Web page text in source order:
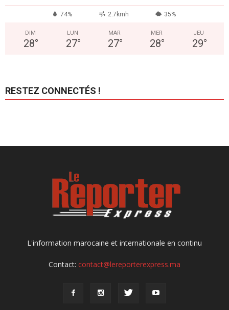
74% 2.7kmh 35%
DIM
28°
LUN
27°
MAR
27°
MER
28°
JEU
29°
RESTEZ CONNECTÉS !
L'information marocaine et internationale en continu
Contact: contact@lereporterexpress.ma